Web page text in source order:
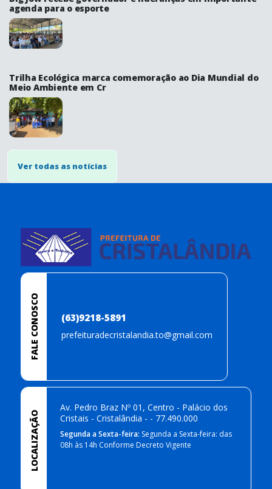
agenda para o esporte
Trilha Ecológica marca comemoração ao Dia Mundial do
Meio Ambiente em Cr
Ver todas as notícias
FALE CONOSCO (63)9218-5891
prefeituradecristalandia.to@gmail.com
LOCALIZAÇÃO
Av. Pedro Braz Nº 01, Centro - Palácio dos
Cristais - Cristalândia - - 77.490.000
Segunda a Sexta-feira: Segunda a Sexta-feira: das
08h às 14h Conforme Decreto Vigente